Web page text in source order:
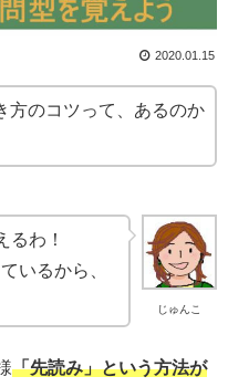
2020.01.15
方のコツって、あるのか
じゅんこ
るわ！
いるから、
「先読み」という方法が